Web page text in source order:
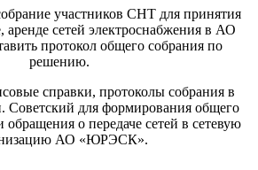
участников СНТ для принятия
сетей электроснабжения в АО
протокол общего собрания по
решению.
справки, протоколы собрания в
Советский для формирования общего
обращения о передаче сетей в сетевую
АО «ЮРЭСК».